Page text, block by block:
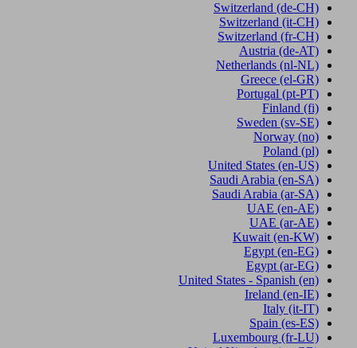
Switzerland (de-CH)
Switzerland (it-CH)
Switzerland (fr-CH)
Austria (de-AT)
Netherlands (nl-NL)
Greece (el-GR)
Portugal (pt-PT)
Finland (fi)
Sweden (sv-SE)
Norway (no)
Poland (pl)
United States (en-US)
Saudi Arabia (en-SA)
Saudi Arabia (ar-SA)
UAE (en-AE)
UAE (ar-AE)
Kuwait (en-KW)
Egypt (en-EG)
Egypt (ar-EG)
United States - Spanish (en)
Ireland (en-IE)
Italy (it-IT)
Spain (es-ES)
Luxembourg (fr-LU)